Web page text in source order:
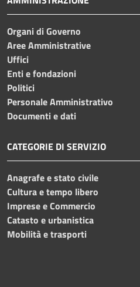
Organi di Governo
Aree Amministrative
Uffici
Enti e fondazioni
Politici
Personale Amministrativo
Documenti e dati
CATEGORIE DI SERVIZIO
Anagrafe e stato civile
Cultura e tempo libero
Imprese e Commercio
Catasto e urbanistica
Mobilità e trasporti